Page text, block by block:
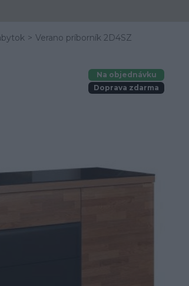
Verano príborník 2D4SZ
Na objednávku
Doprava zdarma